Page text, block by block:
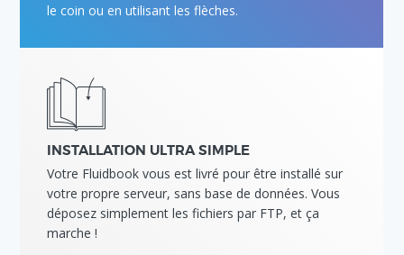
le coin ou en utilisant les flèches.
INSTALLATION ULTRA SIMPLE
Votre Fluidbook vous est livré pour être installé sur
votre propre serveur, sans base de données. Vous
déposez simplement les fichiers par FTP, et ça
marche !